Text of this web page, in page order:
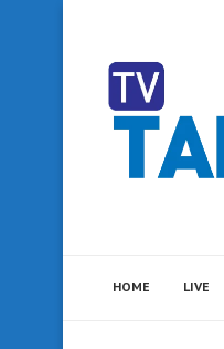
HOME LIVE